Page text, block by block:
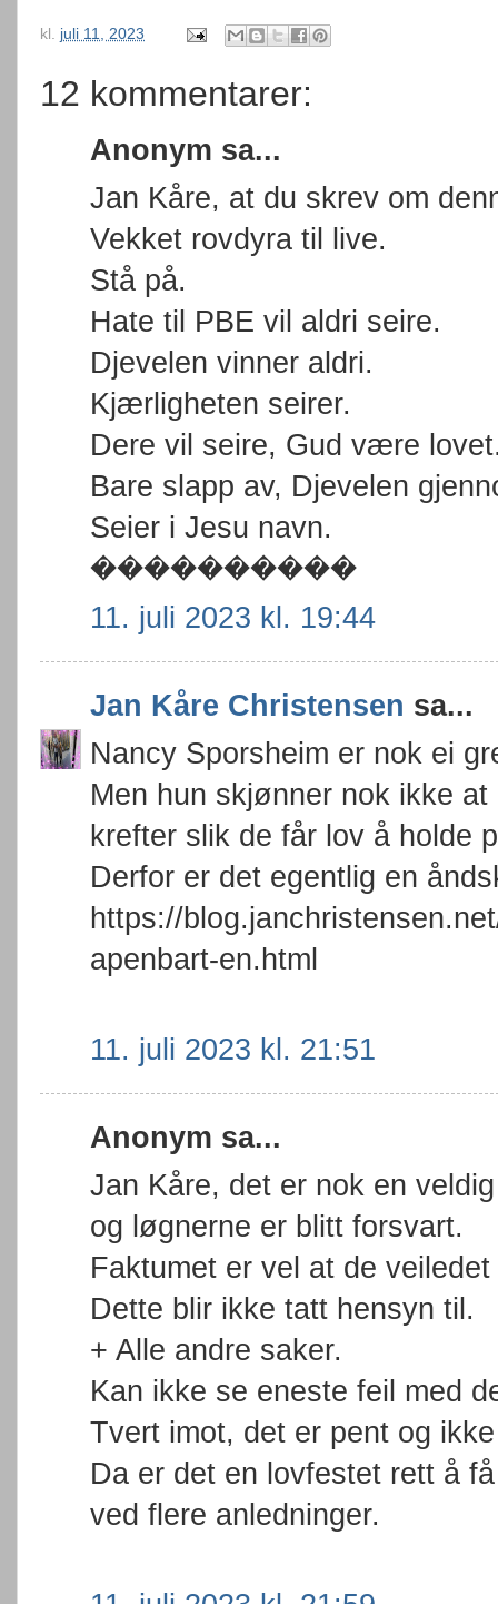
kl. juli 11, 2023
12 kommentarer:
Anonym sa...
Jan Kåre, at du skrev om
Vekket rovdyra til live.
Stå på.
Hate til PBE vil aldri seire.
Djevelen vinner aldri.
Kjærligheten seirer.
Dere vil seire, Gud være
Bare slapp av, Djevelen
Seier i Jesu navn.
����������
11. juli 2023 kl. 19:44
Jan Kåre Christensen sa...
Nancy Sporsheim er nok ei
Men hun skjønner nok ikke
krefter slik de får lov å holde
Derfor er det egentlig en
https://
apenbart-en.html
11. juli 2023 kl. 21:51
Anonym sa...
Jan Kåre, det er nok en
og løgnerne er blitt forsvart.
Faktumet er vel at de
Dette blir ikke tatt hensyn til.
+ Alle andre saker.
Kan ikke se eneste feil med
Tvert imot, det er pent og
Da er det en lovfestet rett å
ved flere anledninger.